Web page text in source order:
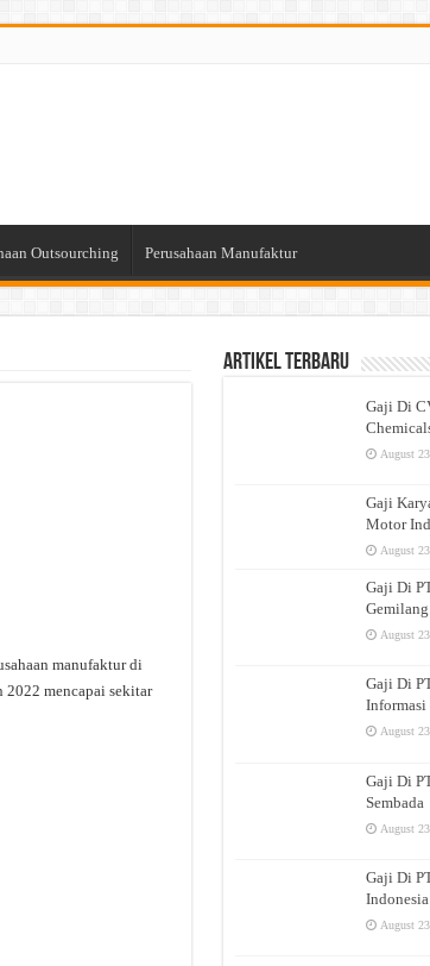
Outsourching Perusahaan Manufaktur
manufaktur di
2022 mencapai sekitar
Artikel Terbaru
Gaji Di
August
Gaji
Motor
August
Gaji Di
Gemilang
August
Gaji Di
August
Gaji Di
Sembada
August
Gaji Di
Indonesia
August